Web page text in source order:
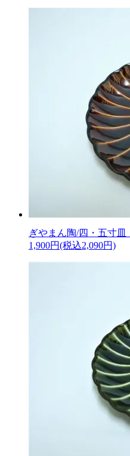
ぎやまん陶/四・五寸皿
1,900円(税込2,090円)